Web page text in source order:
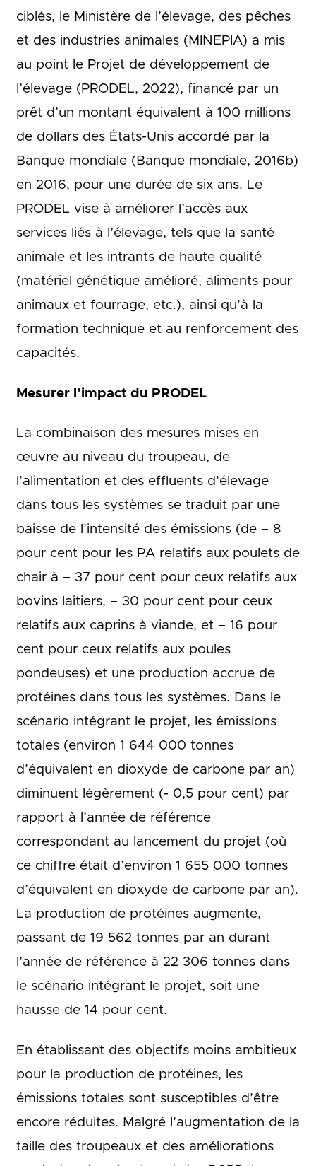
ciblés, le Ministère de l’élevage, des pêches
et des industries animales (MINEPIA) a mis
au point le Projet de développement de
l’élevage (PRODEL, 2022), financé par un
prêt d’un montant équivalent à 100 millions
de dollars des États-Unis accordé par la
Banque mondiale (Banque mondiale, 2016b)
en 2016, pour une durée de six ans. Le
PRODEL vise à améliorer l’accès aux
services liés à l’élevage, tels que la santé
animale et les intrants de haute qualité
(matériel génétique amélioré, aliments pour
animaux et fourrage, etc.), ainsi qu’à la
formation technique et au renforcement des
capacités.
Mesurer l’impact du PRODEL
La combinaison des mesures mises en
œuvre au niveau du troupeau, de
l’alimentation et des effluents d’élevage
dans tous les systèmes se traduit par une
baisse de l’intensité des émissions (de – 8
pour cent pour les PA relatifs aux poulets de
chair à – 37 pour cent pour ceux relatifs aux
bovins laitiers, – 30 pour cent pour ceux
relatifs aux caprins à viande, et – 16 pour
cent pour ceux relatifs aux poules
pondeuses) et une production accrue de
protéines dans tous les systèmes. Dans le
scénario intégrant le projet, les émissions
totales (environ 1 644 000 tonnes
d’équivalent en dioxyde de carbone par an)
diminuent légèrement (- 0,5 pour cent) par
rapport à l’année de référence
correspondant au lancement du projet (où
ce chiffre était d’environ 1 655 000 tonnes
d’équivalent en dioxyde de carbone par an).
La production de protéines augmente,
passant de 19 562 tonnes par an durant
l’année de référence à 22 306 tonnes dans
le scénario intégrant le projet, soit une
hausse de 14 pour cent.
En établissant des objectifs moins ambitieux
pour la production de protéines, les
émissions totales sont susceptibles d’être
encore réduites. Malgré l’augmentation de la
taille des troupeaux et des améliorations